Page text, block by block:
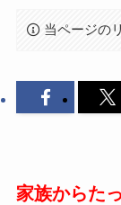
当ページの
家族からた